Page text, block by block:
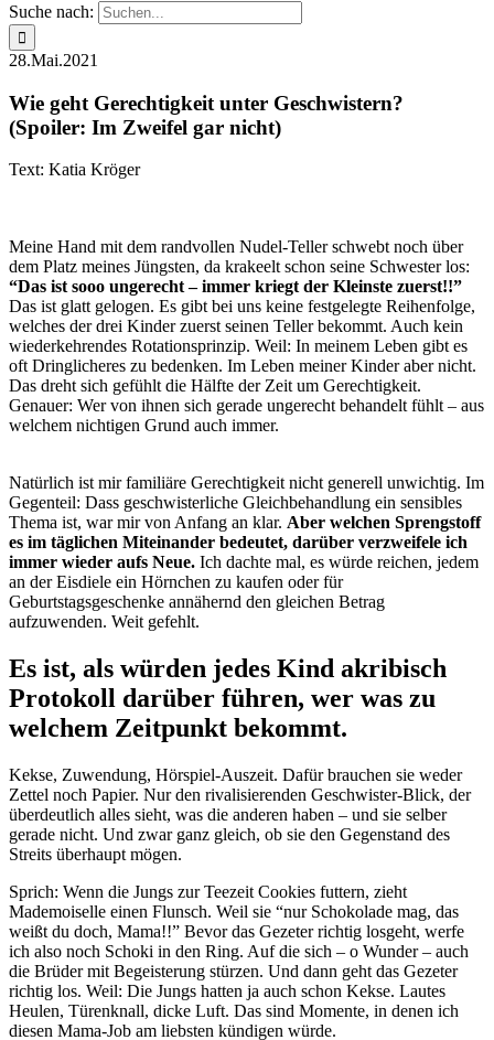
Suche nach:
28.Mai.2021
Wie geht Gerechtigkeit unter Geschwistern?
(Spoiler: Im Zweifel gar nicht)
Text: Katia Kröger
Meine Hand mit dem randvollen Nudel-Teller schwebt noch über
dem Platz meines Jüngsten, da krakeelt schon seine Schwester los:
“Das ist sooo ungerecht – immer kriegt der Kleinste zuerst!!”
Das ist glatt gelogen. Es gibt bei uns keine festgelegte Reihenfolge,
welches der drei Kinder zuerst seinen Teller bekommt. Auch kein
wiederkehrendes Rotationsprinzip. Weil: In meinem Leben gibt es
oft Dringlicheres zu bedenken. Im Leben meiner Kinder aber nicht.
Das dreht sich gefühlt die Hälfte der Zeit um Gerechtigkeit.
Genauer: Wer von ihnen sich gerade ungerecht behandelt fühlt – aus
welchem nichtigen Grund auch immer.
Natürlich ist mir familiäre Gerechtigkeit nicht generell unwichtig. Im
Gegenteil: Dass geschwisterliche Gleichbehandlung ein sensibles
Thema ist, war mir von Anfang an klar. Aber welchen Sprengstoff
es im täglichen Miteinander bedeutet, darüber verzweifele ich
immer wieder aufs Neue. Ich dachte mal, es würde reichen, jedem
an der Eisdiele ein Hörnchen zu kaufen oder für
Geburtstagsgeschenke annähernd den gleichen Betrag
aufzuwenden. Weit gefehlt.
Es ist, als würden jedes Kind akribisch
Protokoll darüber führen, wer was zu
welchem Zeitpunkt bekommt.
Kekse, Zuwendung, Hörspiel-Auszeit. Dafür brauchen sie weder
Zettel noch Papier. Nur den rivalisierenden Geschwister-Blick, der
überdeutlich alles sieht, was die anderen haben – und sie selber
gerade nicht. Und zwar ganz gleich, ob sie den Gegenstand des
Streits überhaupt mögen.
Sprich: Wenn die Jungs zur Teezeit Cookies futtern, zieht
Mademoiselle einen Flunsch. Weil sie “nur Schokolade mag, das
weißt du doch, Mama!!” Bevor das Gezeter richtig losgeht, werfe
ich also noch Schoki in den Ring. Auf die sich – o Wunder – auch
die Brüder mit Begeisterung stürzen. Und dann geht das Gezeter
richtig los. Weil: Die Jungs hatten ja auch schon Kekse. Lautes
Heulen, Türenknall, dicke Luft. Das sind Momente, in denen ich
diesen Mama-Job am liebsten kündigen würde.